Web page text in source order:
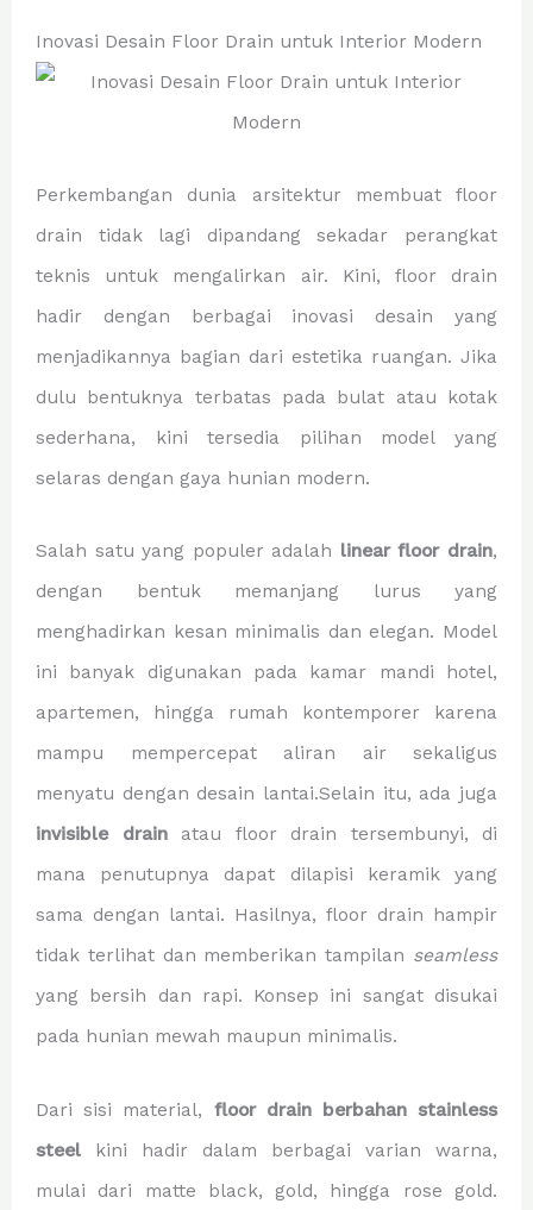
Inovasi Desain Floor Drain untuk Interior Modern
Perkembangan dunia arsitektur membuat floor
drain tidak lagi dipandang sekadar perangkat
teknis untuk mengalirkan air. Kini, floor drain
hadir dengan berbagai inovasi desain yang
menjadikannya bagian dari estetika ruangan. Jika
dulu bentuknya terbatas pada bulat atau kotak
sederhana, kini tersedia pilihan model yang
selaras dengan gaya hunian modern.
Salah satu yang populer adalah linear floor drain,
dengan bentuk memanjang lurus yang
menghadirkan kesan minimalis dan elegan. Model
ini banyak digunakan pada kamar mandi hotel,
apartemen, hingga rumah kontemporer karena
mampu mempercepat aliran air sekaligus
menyatu dengan desain lantai.Selain itu, ada juga
invisible drainatau floor drain tersembunyi, di
mana penutupnya dapat dilapisi keramik yang
sama dengan lantai. Hasilnya, floor drain hampir
tidak terlihat dan memberikan tampilan seamless
yang bersih dan rapi. Konsep ini sangat disukai
pada hunian mewah maupun minimalis.
Dari sisi material, floor drain berbahan stainless
steel kini hadir dalam berbagai varian warna,
mulai dari matte black, gold, hingga rose gold.